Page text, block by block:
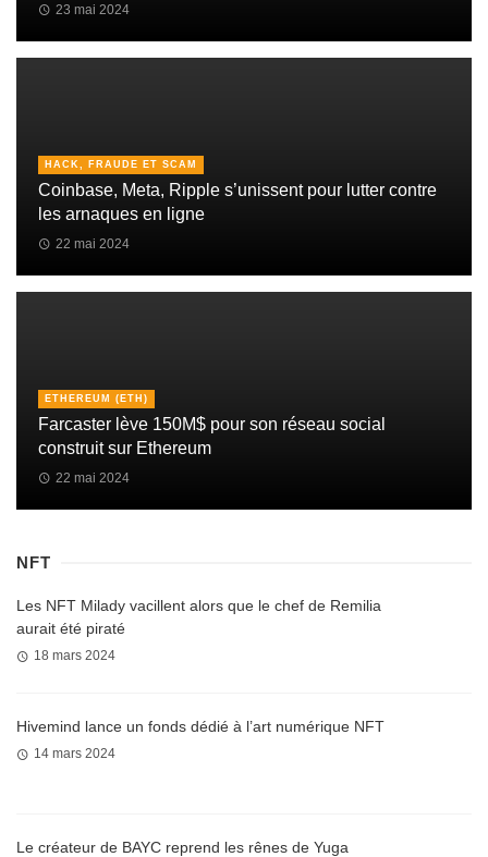
23 mai 2024
HACK, FRAUDE ET SCAM
Coinbase, Meta, Ripple s’unissent pour lutter contre
les arnaques en ligne
22 mai 2024
ETHEREUM (ETH)
Farcaster lève 150M$ pour son réseau social
construit sur Ethereum
22 mai 2024
NFT
Les NFT Milady vacillent alors que le chef de Remilia
aurait été piraté
18 mars 2024
Hivemind lance un fonds dédié à l’art numérique NFT
14 mars 2024
Le créateur de BAYC reprend les rênes de Yuga